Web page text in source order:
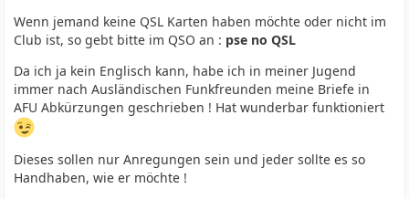
Wenn jemand keine QSL Karten haben möchte oder nicht im
Club ist, so gebt bitte im QSO an : pse no QSL
Da ich ja kein Englisch kann, habe ich in meiner Jugend
immer nach Ausländischen Funkfreunden meine Briefe in
AFU Abkürzungen geschrieben ! Hat wunderbar funktioniert
Dieses sollen nur Anregungen sein und jeder sollte es so
Handhaben, wie er möchte !